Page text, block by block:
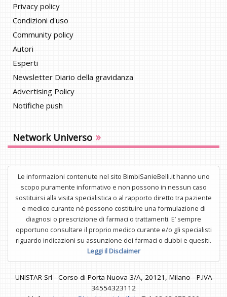
Privacy policy
Condizioni d'uso
Community policy
Autori
Esperti
Newsletter Diario della gravidanza
Advertising Policy
Notifiche push
Network Universo »
Le informazioni contenute nel sito BimbiSanieBelli.it hanno uno
scopo puramente informativo e non possono in nessun caso
sostituirsi alla visita specialistica o al rapporto diretto tra paziente
e medico curante né possono costituire una formulazione di
diagnosi o prescrizione di farmaci o trattamenti. E’ sempre
opportuno consultare il proprio medico curante e/o gli specialisti
riguardo indicazioni su assunzione dei farmaci o dubbi e quesiti.
Leggi il Disclaimer
UNISTAR Srl - Corso di Porta Nuova 3/A, 20121, Milano - P.IVA
34554323112